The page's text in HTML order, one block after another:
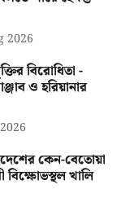
2026
বিরোধিতা -
ও হরিয়ানার
কেন-বেতোয়া
বিক্ষোভস্থল খালি